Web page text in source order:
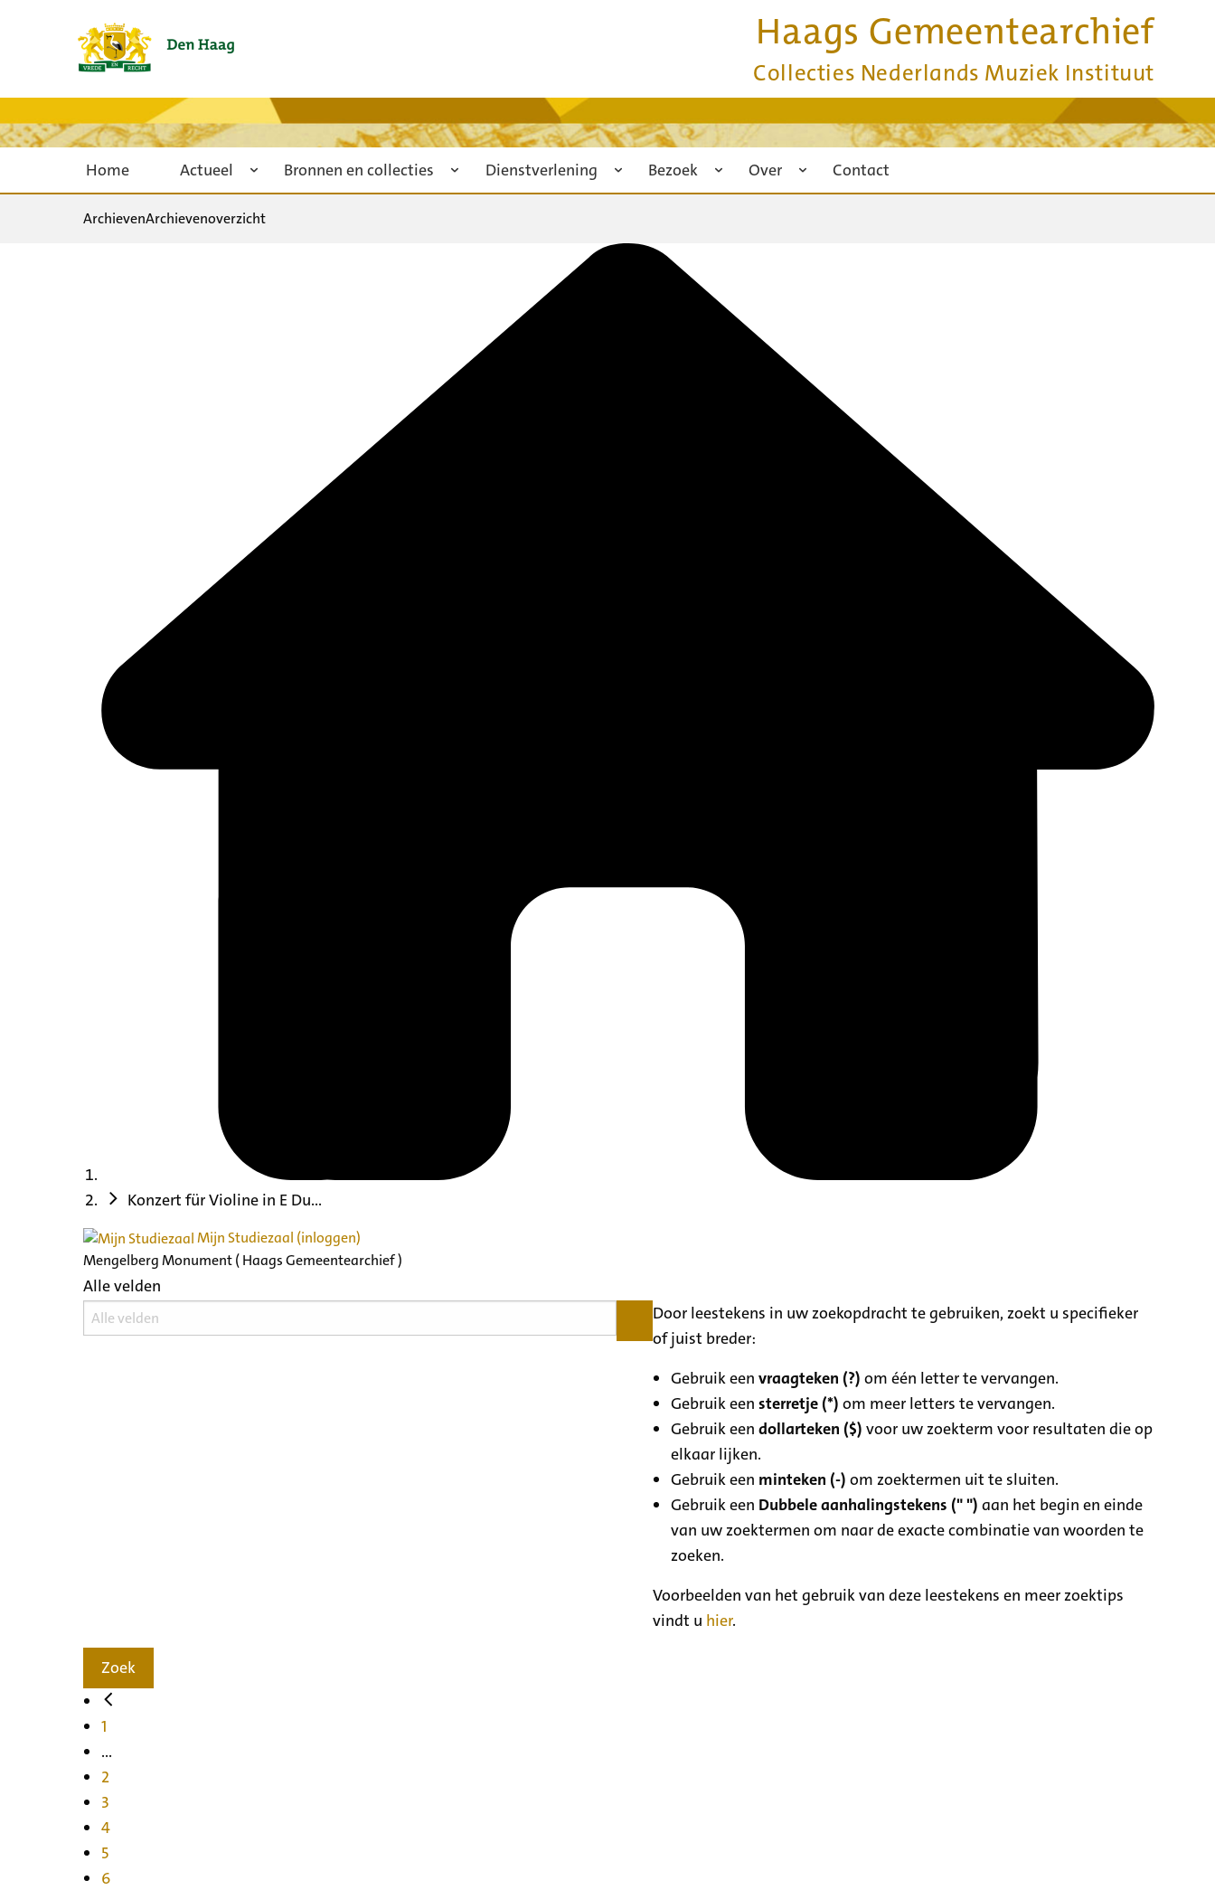
Haags Gemeentearchief
Collecties Nederlands Muziek Instituut
Home Actueel Bronnen en collecties Dienstverlening Bezoek Over Contact
ArchievenArchievenoverzicht
Konzert für Violine in E Du...
Mijn Studiezaal (inloggen)
Mengelberg Monument ( Haags Gemeentearchief )
Alle velden
Door leestekens in uw zoekopdracht te gebruiken, zoekt u specifieker
of juist breder:
Gebruik eenvraagteken (?) om één letter te vervangen.
Gebruik eensterretje (*) om meer letters te vervangen.
Gebruik eendollarteken ($) voor uw zoekterm voor resultaten die op
elkaar lijken.
Gebruik een minteken (-) om zoektermen uit te sluiten.
Gebruik een Dubbele aanhalingstekens (" ") aan het begin en einde
van uw zoektermen om naar de exacte combinatie van woorden te
zoeken.
Voorbeelden van het gebruik van deze leestekens en meer zoektips
vindt u hier.
Zoek
1
...
2
3
4
5
6